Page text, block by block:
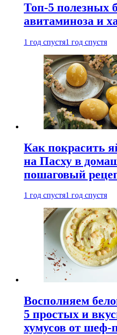
Топ-5 полезных
авитаминоза и
1 год спустя1 год спустя
Как покрасить
на Пасху в
пошаговый
1 год спустя1 год спустя
Восполняем
5 простых и
хумусов от шеф-